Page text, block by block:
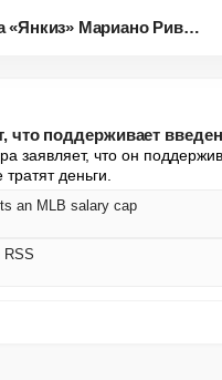
Легенда «Янкиз» Мариано Ривера...
что поддерживает
что он
деньги.
an MLB salary cap
RSS